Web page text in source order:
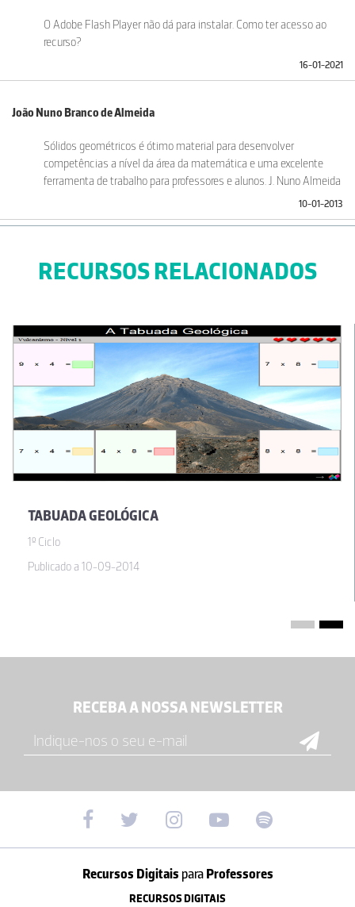
O Adobe Flash Player não dá para instalar. Como ter acesso ao
recurso?
16-01-2021
João Nuno Branco de Almeida
Sólidos geométricos é ótimo material para desenvolver
competências a nível da área da matemática e uma excelente
ferramenta de trabalho para professores e alunos. J. Nuno Almeida
10-01-2013
RECURSOS RELACIONADOS
TABUADA GEOLÓGICA
1º Ciclo
Publicado a 10-09-2014
RECEBA A NOSSA NEWSLETTER
Recursos Digitais paraProfessores
RECURSOS DIGITAIS